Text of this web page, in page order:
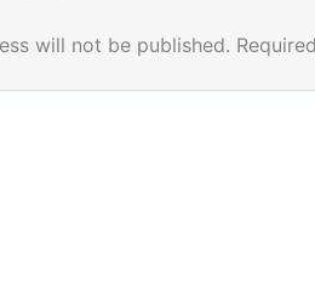
will not be published.